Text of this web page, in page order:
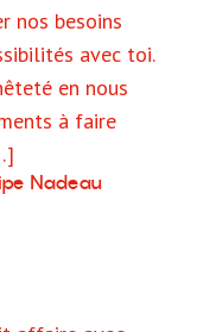
nos besoins
avec toi.
en nous
à faire
Nadeau